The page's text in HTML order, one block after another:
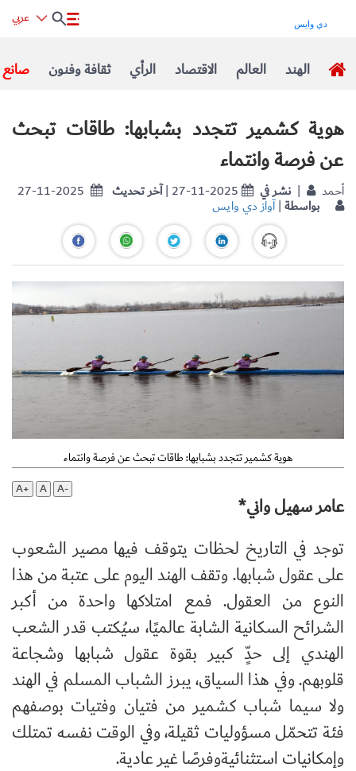
صانع ثقافة وفنون الرأي الاقتصاد العالم الهند
هوية كشمير تتجدد بشبابها: طاقات تبحث
عن فرصة وانتماء
27-11-2025 آخر تحديث| 27-11-2025 نشر في | أحمد
بواسطة|آواز دي وايس
هوية كشمير تتجدد بشبابها: طاقات تبحث عن فرصة وانتماء
A+
A A-
عامر سهيل واني*
توجد في التاريخ لحظات يتوقف فيها مصير الشعوب
على عقول شبابها. وتقف الهند اليوم على عتبة من هذا
النوع من العقول. فمع امتلاكها واحدة من أكبر
الشرائح السكانية الشابة عالميًا، سيُكتب قدر الشعب
الهندي إلى حدٍّ كبير بقوة عقول شبابها وشجاعة
قلوبهم. وفي هذا السياق، يبرز الشباب المسلم في الهند
ولا سيما شباب كشمير من فتيان وفتيات بوصفهم
فئة تتحمّل مسؤوليات ثقيلة، وفي الوقت نفسه تمتلك
وإمكانيات استثنائيةوفرصًا غير عادية.